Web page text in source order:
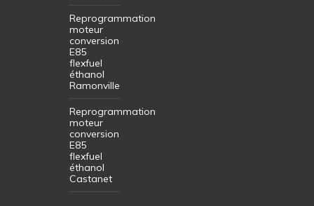
Reprogrammation
moteur
conversion
E85
flexfuel
éthanol
Ramonville
Reprogrammation
moteur
conversion
E85
flexfuel
éthanol
Castanet